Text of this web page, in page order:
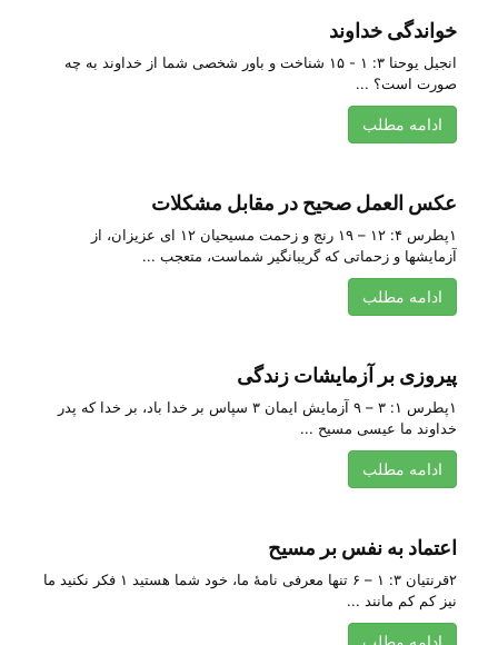
خواندگی خداوند
انجیل یوحنا ۳: ۱ - ۱۵ شناخت و باور شخصی شما از خداوند به چه
صورت است؟ ...
ادامه مطلب
عکس العمل صحیح در مقابل مشکلات
۱پطرس ۴: ۱۲ – ۱۹ رنج و زحمت مسیحیان ۱۲ ای‌ عزیزان‌، از
آزمایشها و زحماتی‌ که‌ گریبانگیر شماست‌، متعجب‌ ...
ادامه مطلب
پیروزی بر آزمایشات زندگی
۱پطرس ۱: ۳ – ۹ آزمایش ایمان ۳ سپاس‌ بر خدا باد، بر خدا که‌ پدر
خداوند ما عیسی‌ مسیح‌ ...
ادامه مطلب
اعتماد به نفس بر مسیح
۲قرنتیان ۳: ۱ – ۶ تنها معرفی نامۀ ما، خود شما هستید ۱ فکر نکنید ما
نیز کم کم مانند ...
ادامه مطلب